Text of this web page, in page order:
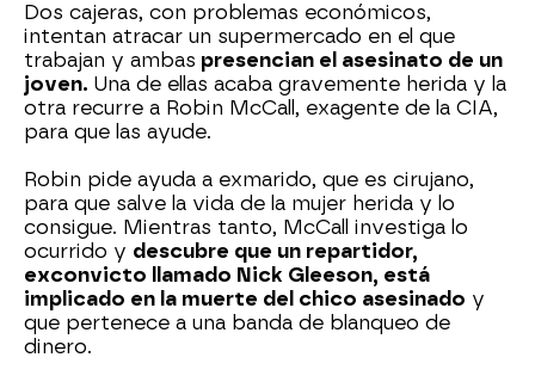
Dos cajeras, con problemas económicos,
intentan atracar un supermercado en el que
trabajan y ambas presencian el asesinato de un
joven. Una de ellas acaba gravemente herida y la
otra recurre a Robin McCall, exagente de la CIA,
para que las ayude.
Robin pide ayuda a exmarido, que es cirujano,
para que salve la vida de la mujer herida y lo
consigue. Mientras tanto, McCall investiga lo
ocurrido y descubre que un repartidor,
exconvicto llamado Nick Gleeson, está
implicado en la muerte del chico asesinado y
que pertenece a una banda de blanqueo de
dinero.